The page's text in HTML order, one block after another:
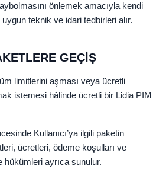
önlemek amacıyla kendi
teknik ve idari tedbirleri alır.
GEÇİŞ
limitlerini aşması veya ücretli
istemesi hâlinde ücretli bir Lidia PIM
Kullanıcı’ya ilgili paketin
ücretleri, ödeme koşulları ve
ayrıca sunulur.